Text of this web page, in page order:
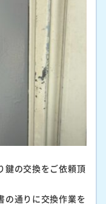
鍵の交換をご依頼頂
の通りに交換作業を